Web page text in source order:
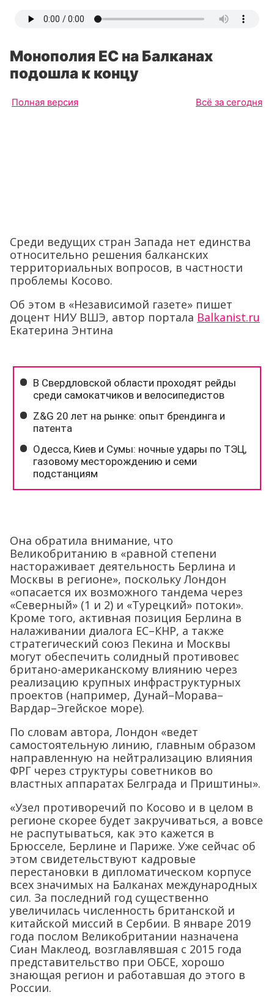
Монополия ЕС на Балканах
подошла к концу
Полная версия Всё за сегодня
Среди ведущих стран Запада нет единства
относительно решения балканских
территориальных вопросов, в частности
проблемы Косово.
Об этом в «Независимой газете» пишет
доцент НИУ ВШЭ, автор портала Balkanist.ru
Екатерина Энтина
Она обратила внимание, что
Великобританию в «равной степени
настораживает деятельность Берлина и
Москвы в регионе», поскольку Лондон
«опасается их возможного тандема через
«Северный» (1 и 2) и «Турецкий» потоки».
Кроме того, активная позиция Берлина в
налаживании диалога ЕС–КНР, а также
стратегический союз Пекина и Москвы
могут обеспечить солидный противовес
британо-американскому влиянию через
реализацию крупных инфраструктурных
проектов (например, Дунай–Морава–
Вардар–Эгейское море).
По словам автора, Лондон «ведет
самостоятельную линию, главным образом
направленную на нейтрализацию влияния
ФРГ через структуры советников во
властных аппаратах Белграда и Приштины».
«Узел противоречий по Косово и в целом в
регионе скорее будет закручиваться, а вовсе
не распутываться, как это кажется в
Брюсселе, Берлине и Париже. Уже сейчас об
этом свидетельствуют кадровые
перестановки в дипломатическом корпусе
всех значимых на Балканах международных
сил. За последний год существенно
увеличилась численность британской и
китайской миссий в Сербии. В январе 2019
года послом Великобритании назначена
Сиан Маклеод, возглавлявшая с 2015 года
представительство при ОБСЕ, хорошо
знающая регион и работавшая до этого в
России.